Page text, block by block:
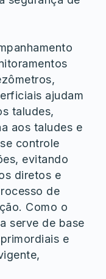
ajudam
taludes,
aos taludes e
controle
evitando
diretos e
de
Como o
serve de base
e